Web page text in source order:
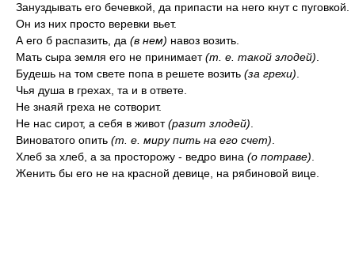
Зануздывать его бечевкой, да припасти на него кнут с пуговкой.
Он из них просто веревки вьет.
А его б распазить, да (в нем) навоз возить.
Мать сыра земля его не принимает(т. е. такой злодей)
Будешь на том свете попа в решете возить (за грехи)
Чья душа в грехах, та и в ответе.
Не знаяй греха не сотворит.
Не нас сирот, а себя в живот(разит злодей)
Виноватого опить (т. е. миру пить на его счет)
Хлеб за хлеб, а за просторожу - ведро вина (о потраве)
Женить бы его не на красной девице, на рябиновой вице.